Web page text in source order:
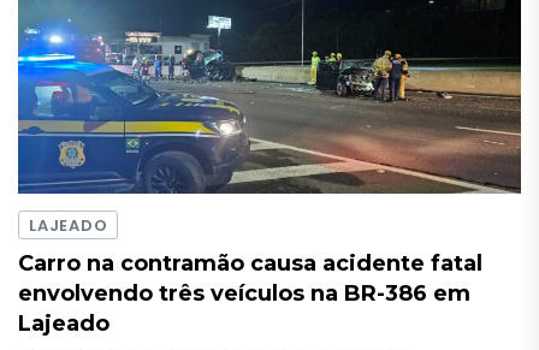
LAJEADO
Carro na contramão causa acidente fatal
envolvendo três veículos na BR-386 em
Lajeado